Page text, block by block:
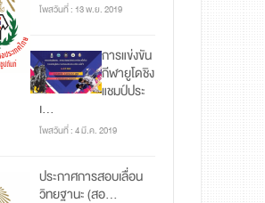
โพสวันที่ : 13 พ.ย. 2019
การแข่งขัน
กีฬายูโดชิง
แชมป์ประ
เ...
โพสวันที่ : 4 มี.ค. 2019
ประกาศการสอบเลื่อน
วิทยฐานะ (สอ...